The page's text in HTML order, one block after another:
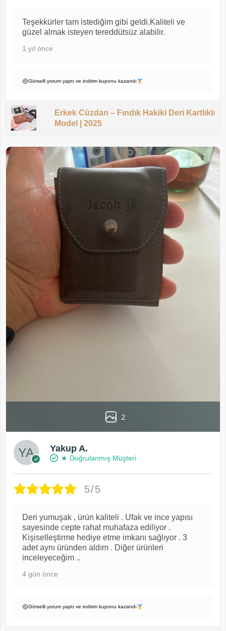
Teşekkürler tam istediğim gibi geldi.Kaliteli ve
güzel almak isteyen tereddütsüz alabilir.
1 yıl önce
Görselli yorum yaptı ve indirim kuponu kazandı
Erkek Cüzdan – Fındık Hakiki Deri Kartlıklı
Model | 2025
2
Yakup A.
★ Doğrulanmış Müşteri
5/5
Deri yumuşak , ürün kaliteli . Ufak ve ince yapısı
sayesinde cepte rahat muhafaza ediliyor .
Kişiselleştirme hediye etme imkanı sağlıyor . 3
adet aynı üründen aldım . Diğer ürünleri
inceleyeceğim ..
4 gün önce
Görselli yorum yaptı ve indirim kuponu kazandı